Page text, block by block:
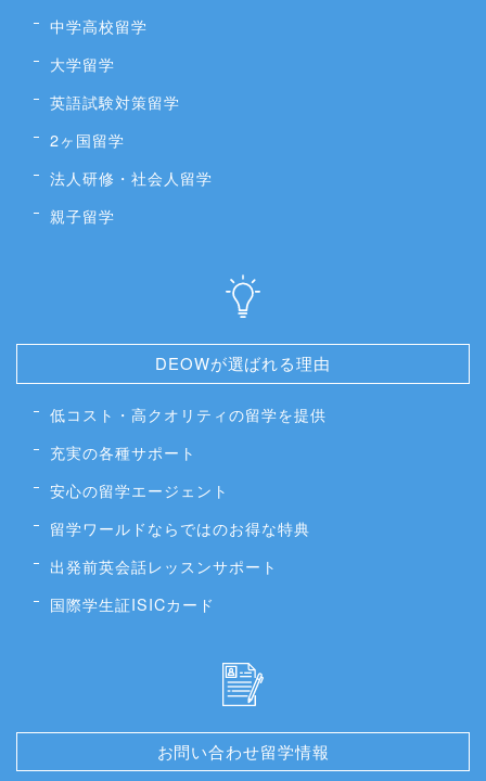
中学高校留学
大学留学
英語試験対策留学
2ヶ国留学
法人研修・社会人留学
親子留学
DEOWが選ばれる理由
低コスト・高クオリティの留学を提供
充実の各種サポート
安心の留学エージェント
留学ワールドならではのお得な特典
出発前英会話レッスンサポート
国際学生証ISICカード
お問い合わせ留学情報